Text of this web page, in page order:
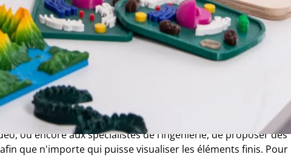
les clés pour vous donner un aperçu de toutes les
: qu’est-ce que c’est ?
la modélisation 3D permet de créer des objets et des
logiciel de CAO (conception assistée par ordinateur).
domaines, elle permet notamment aux architectes, aux
ou encore aux spécialistes de l’ingénierie, de proposer des
que n'importe qui puisse visualiser les éléments finis. Pour